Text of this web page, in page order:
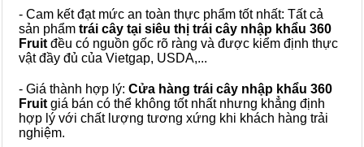
- Cam kết đạt mức an toàn thực phẩm tốt nhất: Tất cả
sản phẩm trái cây tại siêu thị trái cây nhập khẩu 360
Fruit đều có nguồn gốc rõ ràng và được kiểm định thực
vật đầy đủ của Vietgap, USDA,...
- Giá thành hợp lý: Cửa hàng trái cây nhập khẩu 360
Fruit giá bán có thể không tốt nhất nhưng khẳng định
hợp lý với chất lượng tương xứng khi khách hàng trải
nghiệm.